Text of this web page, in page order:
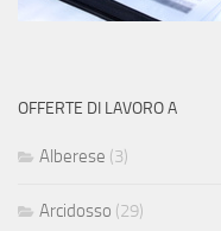
OFFERTE DI LAVORO A
Alberese (3)
Arcidosso (29)